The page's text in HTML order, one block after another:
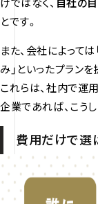
とです。
また、会社によって
み」といったプラン
これらは、社内で運
企業であれば、こう
費用だけで選